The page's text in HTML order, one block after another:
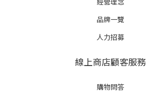
品牌一覽
人力招募
線上商店顧客服務
購物問答